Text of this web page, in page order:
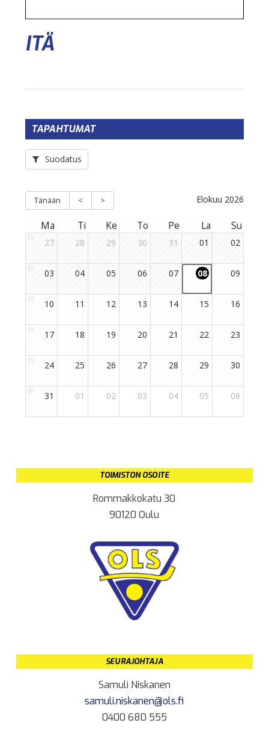
ITÄ
TAPAHTUMAT
TOIMISTON OSOITE
Rommakkokatu 30
90120 Oulu
SEURAJOHTAJA
Samuli Niskanen
samuli.niskanen@ols.fi
0400 680 555